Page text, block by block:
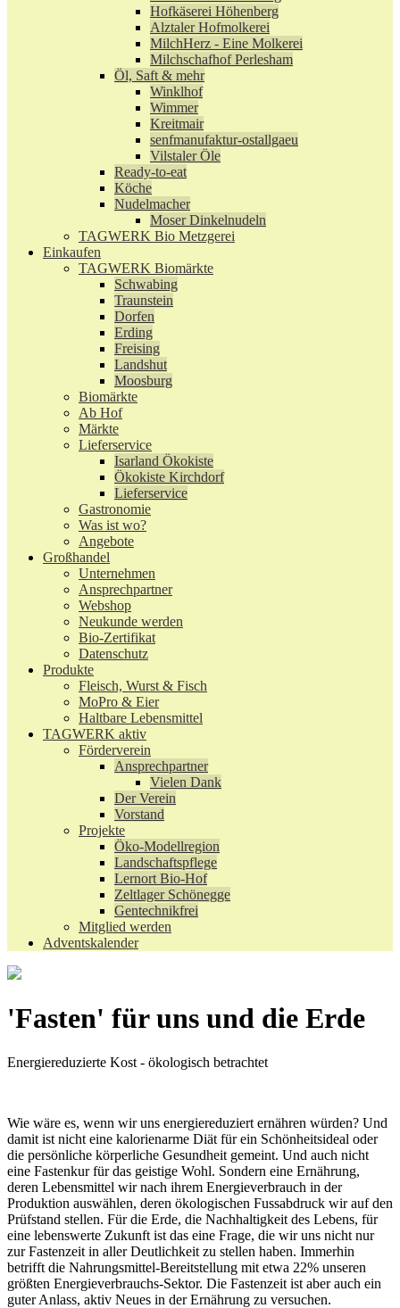
Hofkäserei Höhenberg
Alztaler Hofmolkerei
MilchHerz - Eine Molkerei
Milchschafhof Perlesham
Öl, Saft & mehr
Winklhof
Wimmer
Kreitmair
senfmanufaktur-ostallgaeu
Vilstaler Öle
Ready-to-eat
Köche
Nudelmacher
Moser Dinkelnudeln
TAGWERK Bio Metzgerei
Einkaufen
TAGWERK Biomärkte
Schwabing
Traunstein
Dorfen
Erding
Freising
Landshut
Moosburg
Biomärkte
Ab Hof
Märkte
Lieferservice
Isarland Ökokiste
Ökokiste Kirchdorf
Lieferservice
Gastronomie
Was ist wo?
Angebote
Großhandel
Unternehmen
Ansprechpartner
Webshop
Neukunde werden
Bio-Zertifikat
Datenschutz
Produkte
Fleisch, Wurst & Fisch
MoPro & Eier
Haltbare Lebensmittel
TAGWERK aktiv
Förderverein
Ansprechpartner
Vielen Dank
Der Verein
Vorstand
Projekte
Öko-Modellregion
Landschaftspflege
Lernort Bio-Hof
Zeltlager Schönegge
Gentechnikfrei
Mitglied werden
Adventskalender
'Fasten' für uns und die Erde
Energiereduzierte Kost - ökologisch betrachtet
Wie wäre es, wenn wir uns energiereduziert ernähren würden? Und
damit ist nicht eine kalorienarme Diät für ein Schönheitsideal oder
die persönliche körperliche Gesundheit gemeint. Und auch nicht
eine Fastenkur für das geistige Wohl. Sondern eine Ernährung,
deren Lebensmittel wir nach ihrem Energieverbrauch in der
Produktion auswählen, deren ökologischen Fussabdruck wir auf den
Prüfstand stellen. Für die Erde, die Nachhaltigkeit des Lebens, für
eine lebenswerte Zukunft ist das eine Frage, die wir uns nicht nur
zur Fastenzeit in aller Deutlichkeit zu stellen haben. Immerhin
betrifft die Nahrungsmittel-Bereitstellung mit etwa 22% unseren
größten Energieverbrauchs-Sektor. Die Fastenzeit ist aber auch ein
guter Anlass, aktiv Neues in der Ernährung zu versuchen.